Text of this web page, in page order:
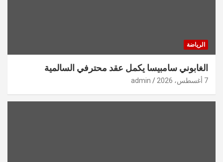
الرياضة
الغابوني سامبيسا يكمل عقد محترفي السالمية
7 أغسطس، 2026 admin